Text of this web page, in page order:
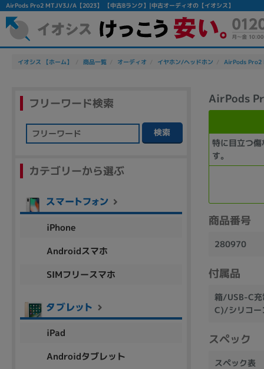
AirPods Pro2 MTJV3J/A【2023】 【中古Bランク】|中古オーディオの【イオシス】
イオシス 【ホーム】 商品一覧 オーディオ イヤホン/ヘッドホン AirPods
AirPods
特に目立つ
す。
商品番号
280970
付属品
箱/USB-C充
C)/シリコ
スペック
スペック表
フリーワード検索
検索
カテゴリーから選ぶ
iPhone
Androidスマホ
SIMフリースマホ
iPad
Androidタブレット
除外ワード
人気の検索ワード：Let's note EliteBook
商品シリーズ名・ブランド名の絞り込み。
Thinkpad
aspire Inspiron